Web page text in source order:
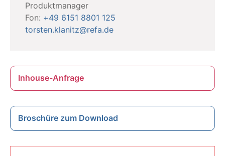
Produktmanager
Fon: +49 6151 8801 125
torsten.klanitz@refa.de
Inhouse-Anfrage
Broschüre zum Download